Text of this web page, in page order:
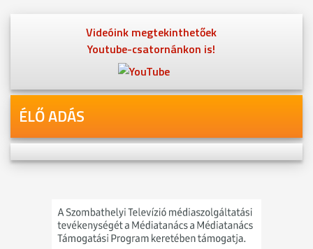
Videóink megtekinthetőek
Youtube-csatornánkon is!
ÉLŐ ADÁS